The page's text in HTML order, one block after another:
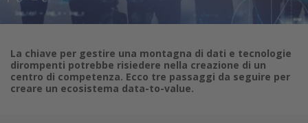
La chiave per gestire una montagna di dati e tecnologie
dirompenti potrebbe risiedere nella creazione di un
centro di competenza. Ecco tre passaggi da seguire per
creare un ecosistema data-to-value.